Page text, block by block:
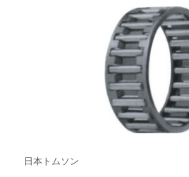
日本トムソン